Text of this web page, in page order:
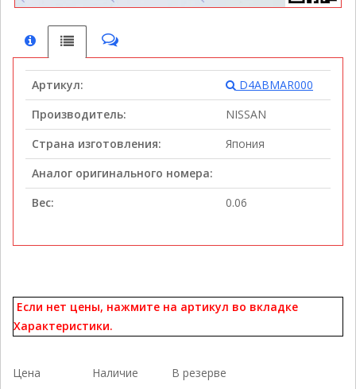
Артикул:
D4ABMAR000
Производитель:
NISSAN
Страна изготовления:
Япония
Аналог оригинального номера:
Вес:
0.06
Если нет цены, нажмите на артикул во вкладке
Характеристики.
Цена Наличие В резерве